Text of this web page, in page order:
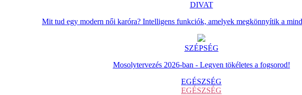
DIVAT
Mit tud egy modern női karóra? Intelligens funkciók, amelyek megkönnyítik a
SZÉPSÉG
Mosolytervezés 2026-ban - Legyen tökéletes a fogsorod!
EGÉSZSÉG
EGÉSZSÉG